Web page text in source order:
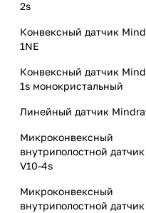
2s
Конвексный датчик
1NE
Конвексный датчик
1s монокристальный
Линейный датчик
Микроконвексный
внутриполостной
V10-4s
Микроконвексный
внутриполостной